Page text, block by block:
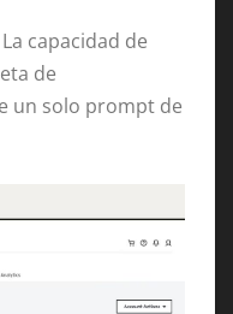
La capacidad de
de
un solo prompt de